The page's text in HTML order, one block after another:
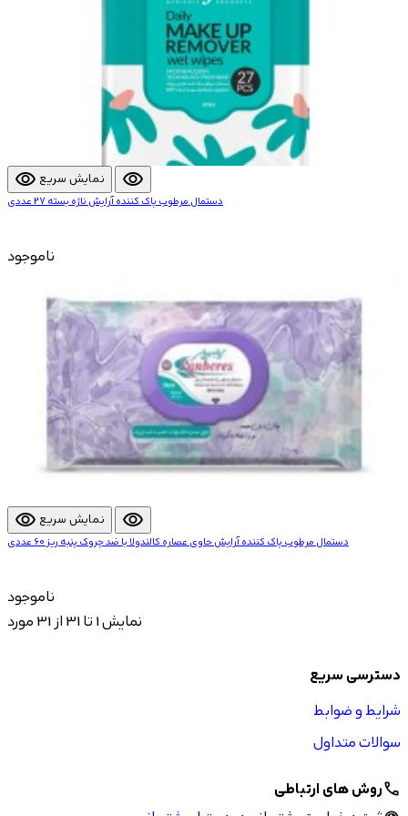
visibility نمایش سریع visibility
دستمال مرطوب پاک کننده آرایش ناژه بسته 27 عددی
ناموجود
visibility نمایش سریع visibility
دستمال مرطوب پاک کننده آرایش حاوی عصاره کالندولا با ضد چروک پنبه ریز 60 عددی
ناموجود
نمایش 1 تا 31 از 31 مورد
دسترسی سریع
شرایط و ضوابط
سوالات متداول
callروش های ارتباطی